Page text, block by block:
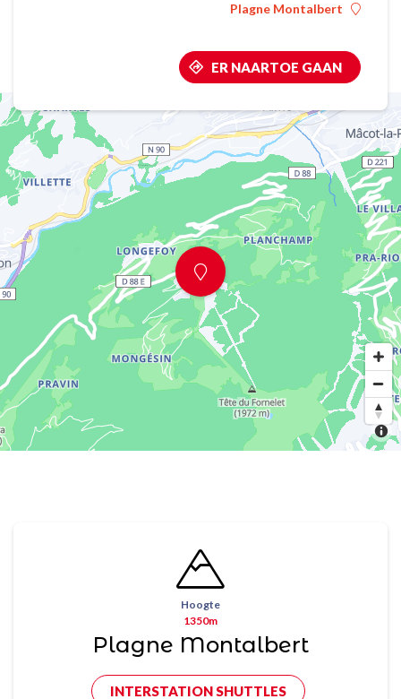
Plagne Montalbert
ER NAARTOE GAAN
Hoogte
1350m
Plagne Montalbert
INTERSTATION SHUTTLES